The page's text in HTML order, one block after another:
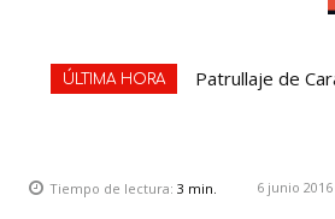
ÚLTIMA HORA “Operación Hilo
Patrullaje de
Tiempo de lectura: 3 min. 6 junio 2016